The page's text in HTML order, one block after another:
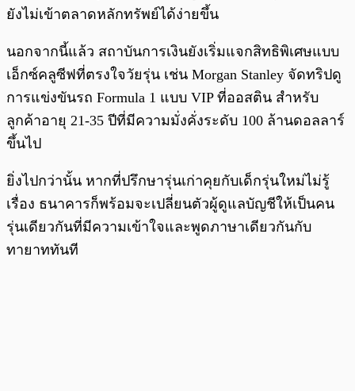
ยังไม่เข้าตลาดหลักทรัพย์ได้ง่ายขึ้น
นอกจากนี้แล้ว สถาบันการเงินยังเริ่มแจกสิทธิพิเศษแบบ
เอ็กซ์คลูซีฟที่ตรงใจวัยรุ่น เช่น Morgan Stanley จัดทริปดู
การแข่งขันรถ Formula 1 แบบ VIP ที่ออสติน สำหรับ
ลูกค้าอายุ 21-35 ปีที่มีความมั่งคั่งระดับ 100 ล้านดอลลาร์
ขึ้นไป
ยิ่งไปกว่านั้น หากที่ปรึกษารุ่นเก่าคุยกับเด็กรุ่นใหม่ไม่รู้
เรื่อง ธนาคารก็พร้อมจะเปลี่ยนตัวผู้ดูแลบัญชีให้เป็นคน
รุ่นเดียวกันที่มีความเข้าใจและพูดภาษาเดียวกันกับ
ทายาททันที